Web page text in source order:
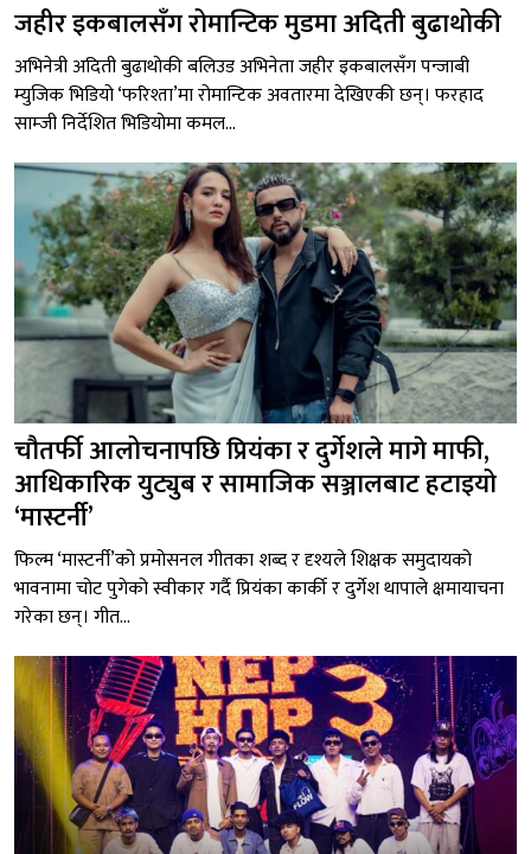
जहीर इकबालसँग रोमान्टिक मुडमा अदिती बुढाथोकी
अभिनेत्री अदिती बुढाथोकी बलिउड अभिनेता जहीर इकबालसँग पन्जाबी
म्युजिक भिडियो ‘फरिश्ता’मा रोमान्टिक अवतारमा देखिएकी छन्। फरहाद
साम्जी निर्देशित भिडियोमा कमल...
चौतर्फी आलोचनापछि प्रियंका र दुर्गेशले मागे माफी,
आधिकारिक युट्युब र सामाजिक सञ्जालबाट हटाइयो
‘मास्टर्नी’
फिल्म ‘मास्टर्नी’को प्रमोसनल गीतका शब्द र दृश्यले शिक्षक समुदायको
भावनामा चोट पुगेको स्वीकार गर्दै प्रियंका कार्की र दुर्गेश थापाले क्षमायाचना
गरेका छन्। गीत...